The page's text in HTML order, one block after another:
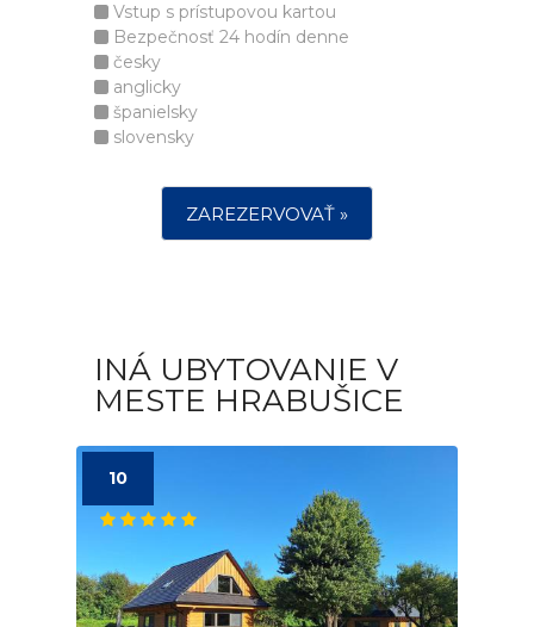
Vstup s prístupovou kartou
Bezpečnosť 24 hodín denne
česky
anglicky
španielsky
slovensky
ZAREZERVOVAŤ »
INÁ UBYTOVANIE V
MESTE HRABUŠICE
10